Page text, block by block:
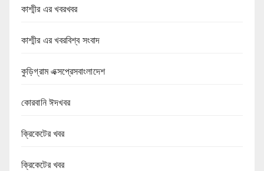
কাশ্মীর এর খবরখবর
কাশ্মীর এর খবরবিশ্ব সংবাদ
কুড়িগ্রাম এক্সপ্রেসবাংলাদেশ
কোরবানি ঈদখবর
ক্রিকেটের খবর
ক্রিকেটের খবর